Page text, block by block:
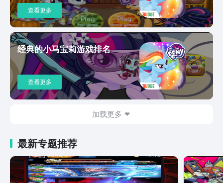
查看更多
经典的小马宝莉游戏排名
查看更多
加载更多
最新专题推荐